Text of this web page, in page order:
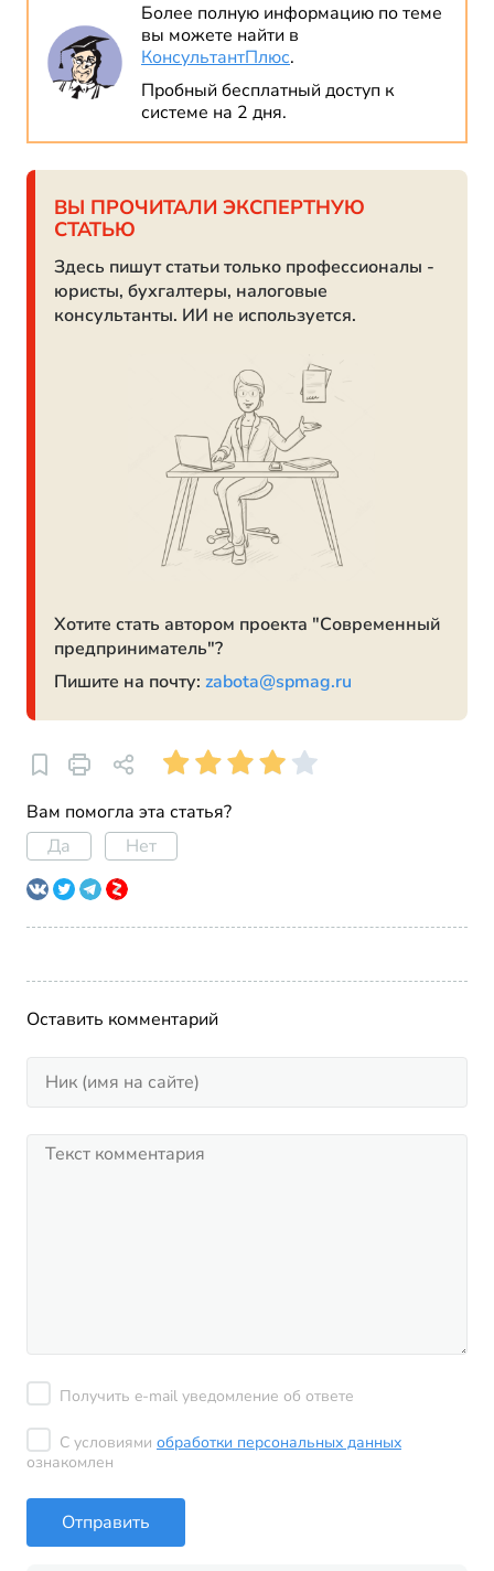
Более полную информацию по теме
вы можете найти в
КонсультантПлюс.
Пробный бесплатный доступ к
системе на 2 дня.
ВЫ ПРОЧИТАЛИ ЭКСПЕРТНУЮ
СТАТЬЮ
Здесь пишут статьи только профессионалы -
юристы, бухгалтеры, налоговые
консультанты. ИИ не используется.
Хотите стать автором проекта "Современный
предприниматель"?
Пишите на почту: zabota@spmag.ru
Вам помогла эта статья?
Да
Нет
Оставить комментарий
Получить e-mail уведомление об ответе
С условиями обработки персональных данных
ознакомлен
Отправить